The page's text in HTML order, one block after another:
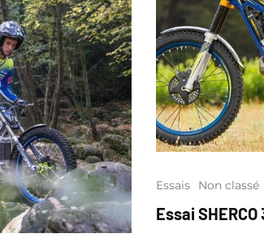
Essais Non classé
Essai SHERCO